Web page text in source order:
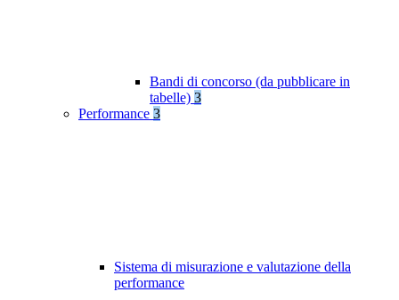
Bandi di concorso (da pubblicare in
tabelle) 3
Performance 3
Sistema di misurazione e valutazione della
performance